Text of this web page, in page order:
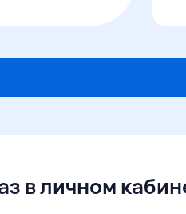
в личном